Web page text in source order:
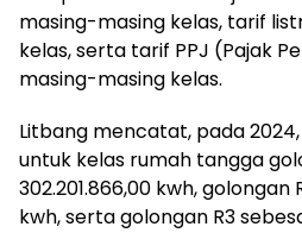
masing-masing kelas, tarif
kelas, serta tarif PPJ (Pajak
masing-masing kelas.
Litbang mencatat, pada
untuk kelas rumah tangga
302.201.866,00 kwh, golongan
kwh, serta golongan R3